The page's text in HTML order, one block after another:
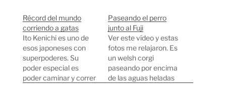
Récord del mundo
corriendo a gatas
Ito Kenichi es uno de
esos japoneses con
superpoderes. Su
poder especial es
poder caminar y correr
Paseando el perro
junto al Fuji
Ver este vídeo y estas
fotos me relajaron. Es
un welsh corgi
paseando por encima
de las aguas heladas